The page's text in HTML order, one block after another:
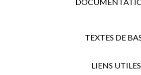
TEXTES DE
LIENS UTILES